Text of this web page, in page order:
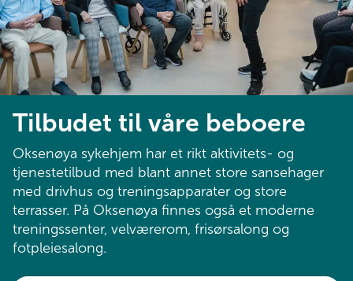
Tilbudet til våre beboere
Oksenøya sykehjem har et rikt aktivitets- og
tjenestetilbud med blant annet store sansehager
med drivhus og treningsapparater og store
terrasser. På Oksenøya finnes også et moderne
treningssenter, velværerom, frisørsalong og
fotpleiesalong.